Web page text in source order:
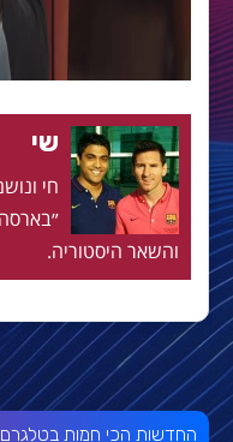
שי
והשאר היסטוריה.
החדשות הכי חמות בטלגרם